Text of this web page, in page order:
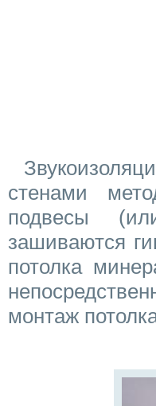
стенами
подвесы
зашиваются
потолка
монтаж